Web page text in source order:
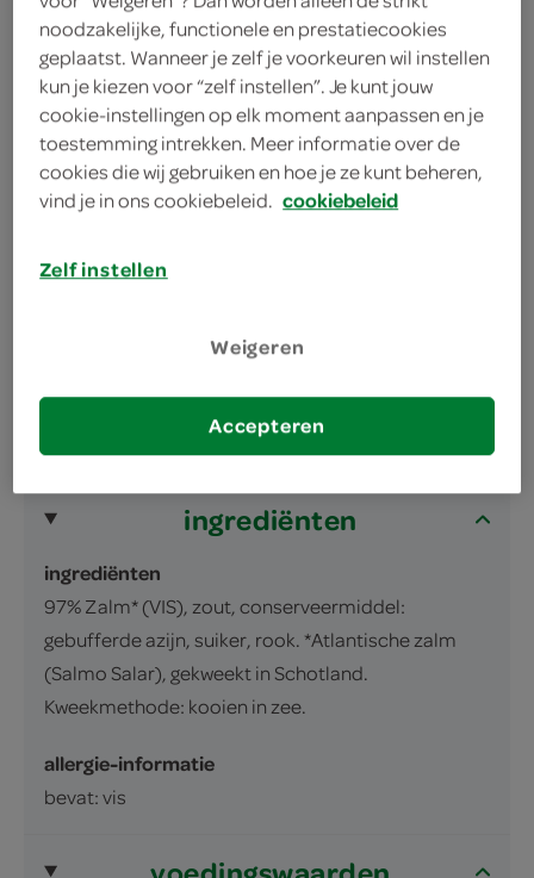
producten, maar worden wél automatisch
verwerkt in de winkelmand.
Gerookte zalm, lang gesneden
ingrediënten
ingrediënten
97% Zalm* (VIS), zout, conserveermiddel:
gebufferde azijn, suiker, rook. *Atlantische zalm
(Salmo Salar), gekweekt in Schotland.
Kweekmethode: kooien in zee.
allergie-informatie
bevat: vis
noodzakelijke, functionele en prestatiecookies
geplaatst. Wanneer je zelf je voorkeuren wil instellen
kun je kiezen voor “zelf instellen”. Je kunt jouw
cookie-instellingen op elk moment aanpassen en je
toestemming intrekken. Meer informatie over de
cookies die wij gebruiken en hoe je ze kunt beheren,
vind je in ons cookiebeleid. cookiebeleid
Zelf instellen
Weigeren
Accepteren